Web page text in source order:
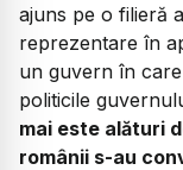
ajuns pe o filieră
reprezentare în
un guvern în
politicile
mai este alături
românii s-au